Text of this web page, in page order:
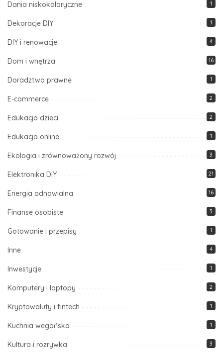
Dania niskokaloryczne 1
Dekoracje DIY 1
DIY i renowacje 4
Dom i wnętrza 16
Doradztwo prawne 1
E-commerce 2
Edukacja dzieci 2
Edukacja online 1
Ekologia i zrównoważony rozwój 3
Elektronika DIY 21
Energia odnawialna 16
Finanse osobiste 3
Gotowanie i przepisy 1
Inne 4
Inwestycje 1
Komputery i laptopy 2
Kryptowaluty i fintech 1
Kuchnia wegańska 1
Kultura i rozrywka 3